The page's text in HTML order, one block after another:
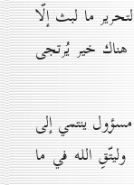
ما لبث إلّا
خير يُرتجى
ينتمي إلى
الله في ما